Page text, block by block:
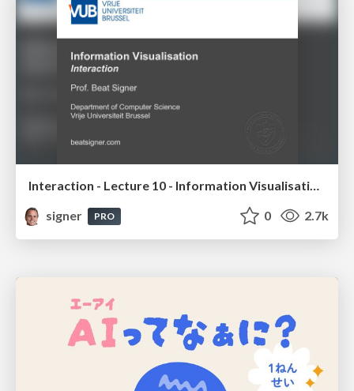
Interaction - Lecture 10 - Information Visualisation (4019538FNR)
signer
PRO 0 2.7k